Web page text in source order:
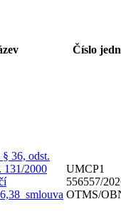
Číslo
36, odst.
131/2000
UMCP1
556557/
OTMS/